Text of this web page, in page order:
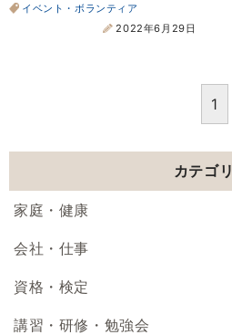
イベント・ボランティア
2022年6月29日
1
カテゴリ
家庭・健康
会社・仕事
資格・検定
講習・研修・勉強会